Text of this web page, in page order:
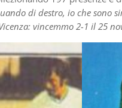
di destro, io che sono
vincemmo 2-1 il 25